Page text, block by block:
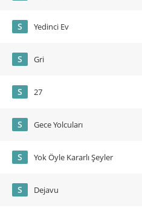
S Yedinci Ev
S Gri
S 27
S Gece Yolcuları
S Yok Öyle Kararlı Şeyler
S Dejavu